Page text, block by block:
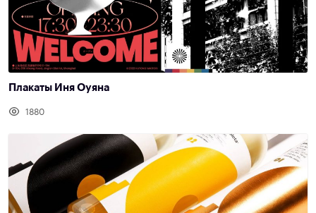
Плакаты Иня Оуяна
1880